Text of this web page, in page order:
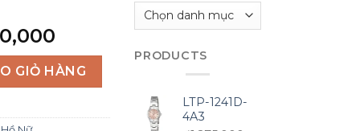
price
is:
₫3,050,000.
trời quantity
GIỎ HÀNG
Danh
PRODUCTS
LTP-1241D-
4A3